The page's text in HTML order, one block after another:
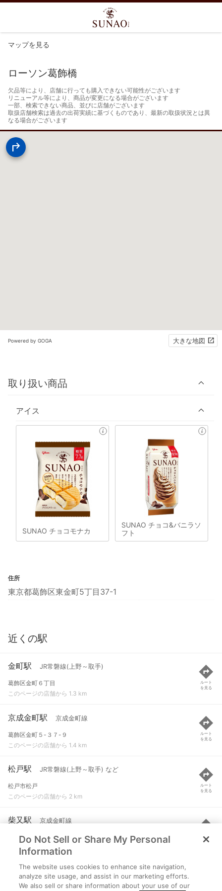
マップを見る
ローソン葛飾橋
欠品等により、店舗に行っても購入できない可能性がございます
リニューアル等により、商品が変更になる場合がございます
一部、検索できない商品、並びに店舗がございます
取扱店舗検索は過去の出荷実績に基づくものであり、最新の取扱状況とは異
なる場合がございます
Powered by GOGA 大きな地図
取り扱い商品
アイス
SUNAO チョコモナカ
SUNAO チョコ&バニラソ
フト
住所
東京都葛飾区東金町5丁目37-1
近くの駅
金町駅 JR常磐線(上野～取手)
葛飾区金町６丁目
このページの店舗から 1.3 km
ルート
を見る
京成金町駅 京成金町線
葛飾区金町５-３７-９
このページの店舗から 1.4 km
ルート
を見る
松戸駅 JR常磐線(上野～取手) など
松戸市松戸
このページの店舗から 2 km
ルート
を見る
柴又駅 京成金町線
葛飾区柴又４-８-１４
このページの店舗から 2.4 km
ルート
を見る
矢切駅 北総鉄道北総線
松戸市下矢切字入山津１２０
Do Not Sell or Share My Personal
Information
The website uses cookies to enhance site navigation,
analyze site usage, and assist in our marketing efforts.
We also sell or share information about your use of our